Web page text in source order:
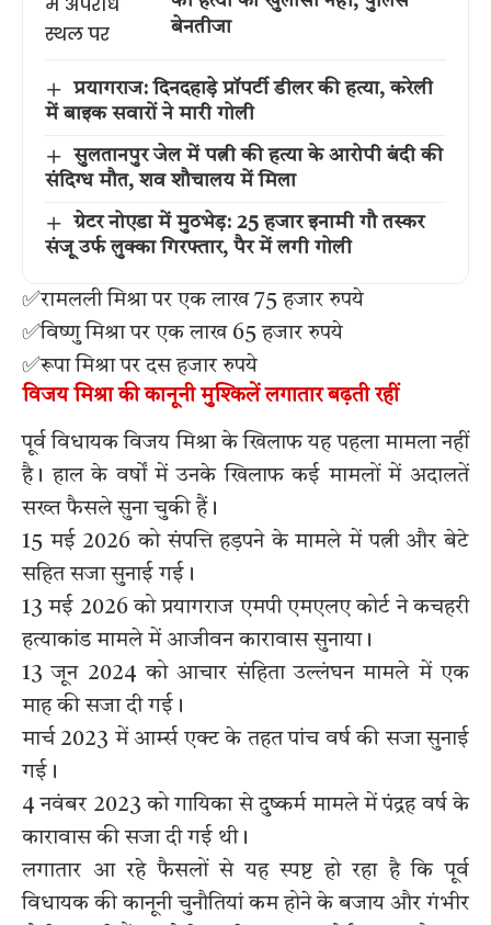
बेनतीजा
प्रयागराज: दिनदहाड़े प्रॉपर्टी डीलर की हत्या, करेली
में बाइक सवारों ने मारी गोली
सुलतानपुर जेल में पत्नी की हत्या के आरोपी बंदी की
संदिग्ध मौत, शव शौचालय में मिला
ग्रेटर नोएडा में मुठभेड़: 25 हजार इनामी गौ तस्कर
संजू उर्फ लुक्का गिरफ्तार, पैर में लगी गोली
✅रामलली मिश्रा पर एक लाख 75 हजार रुपये
✅विष्णु मिश्रा पर एक लाख 65 हजार रुपये
✅रूपा मिश्रा पर दस हजार रुपये
विजय मिश्रा की कानूनी मुश्किलें लगातार बढ़ती रहीं
पूर्व विधायक विजय मिश्रा के खिलाफ यह पहला मामला नहीं
है। हाल के वर्षों में उनके खिलाफ कई मामलों में अदालतें
सख्त फैसले सुना चुकी हैं।
15 मई 2026 को संपत्ति हड़पने के मामले में पत्नी और बेटे
सहित सजा सुनाई गई।
13 मई 2026 को प्रयागराज एमपी एमएलए कोर्ट ने कचहरी
हत्याकांड मामले में आजीवन कारावास सुनाया।
13 जून 2024 को आचार संहिता उल्लंघन मामले में एक
माह की सजा दी गई।
मार्च 2023 में आर्म्स एक्ट के तहत पांच वर्ष की सजा सुनाई
गई।
4 नवंबर 2023 को गायिका से दुष्कर्म मामले में पंद्रह वर्ष के
कारावास की सजा दी गई थी।
लगातार आ रहे फैसलों से यह स्पष्ट हो रहा है कि पूर्व
विधायक की कानूनी चुनौतियां कम होने के बजाय और गंभीर